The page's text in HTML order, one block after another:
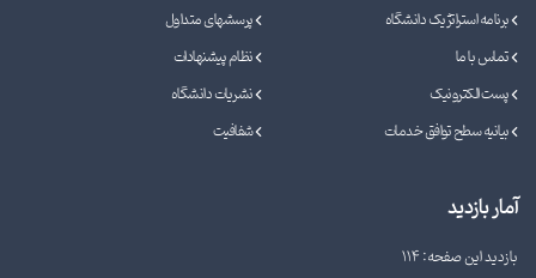
برنامه استراتژیک دانشگاه
پرسشهای متداول
تماس با ما
نظام پیشنهادات
پست الکترونیک
نشریات دانشگاه
بیانیه سطح توافق خدمات
شفافیت
آمار بازدید
بازدید این صفحه: 114